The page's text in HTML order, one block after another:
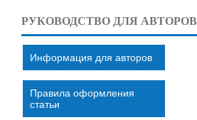
РУКОВОДСТВО ДЛЯ АВТОРОВ
Информация для авторов
Правила оформления
статьи